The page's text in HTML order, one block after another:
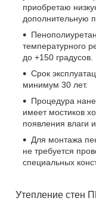
приобретаю
дополнительную
температурного
до +150 градусов.
Срок
минимум 30 лет.
Процедура
имеет мостиков
появления влаги
Для монтажа
не требуется
специальных
Утепление стен